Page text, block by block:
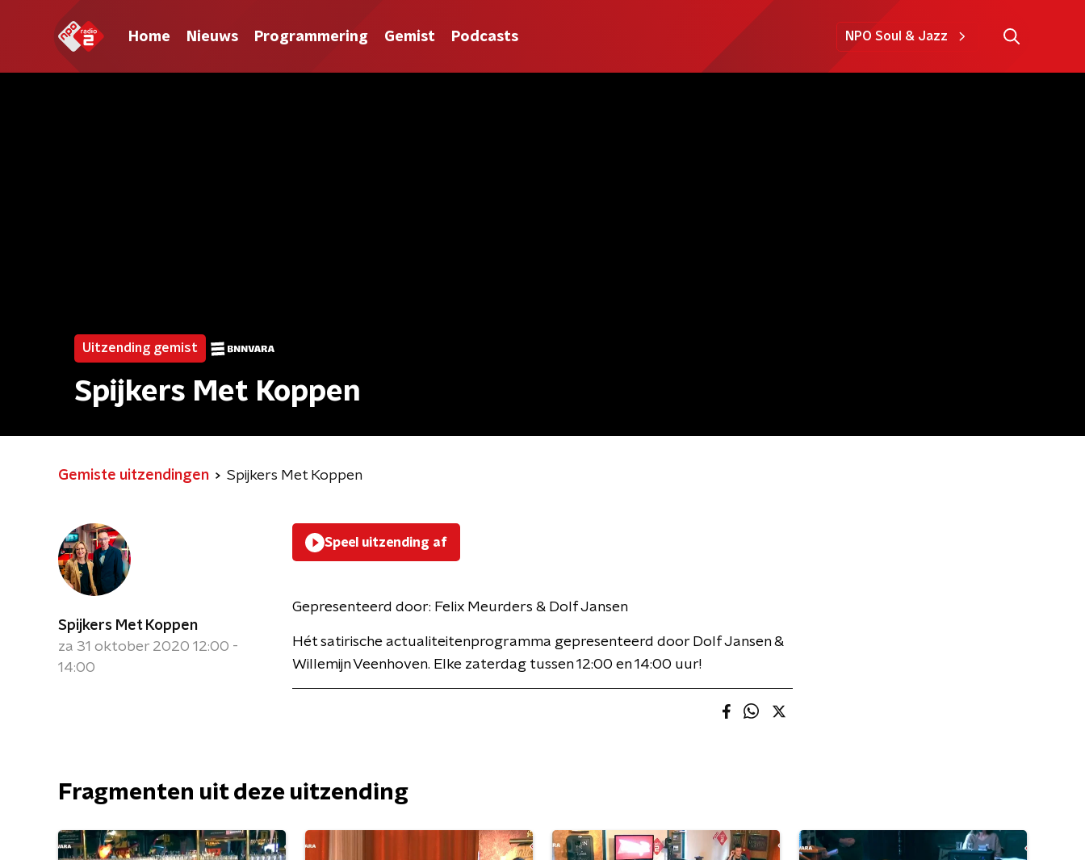
Home Nieuws Programmering Gemist Podcasts NPO Soul & Jazz
Uitzending gemist
Spijkers Met Koppen
Gemiste uitzendingen Spijkers Met Koppen
Spijkers Met Koppen
za 31 oktober 2020 12:00 -
14:00
Speel uitzending af
Gepresenteerd door: Felix Meurders & Dolf Jansen
Hét satirische actualiteitenprogramma gepresenteerd door Dolf Jansen &
Willemijn Veenhoven. Elke zaterdag tussen 12:00 en 14:00 uur!
Fragmenten uit deze uitzending